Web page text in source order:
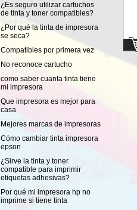
¿Es seguro utilizar cartuchos
de tinta y toner compatibles?
¿Por qué la tinta de impresora
se seca?
Compatibles por primera vez
No reconoce cartucho
como saber cuanta tinta tiene
mi impresora
Que impresora es mejor para
casa
Mejores marcas de impresoras
Cómo cambiar tinta impresora
epson
¿Sirve la tinta y toner
compatible para imprimir
etiquetas adhesivas?
Por qué mi impresora hp no
imprime si tiene tinta